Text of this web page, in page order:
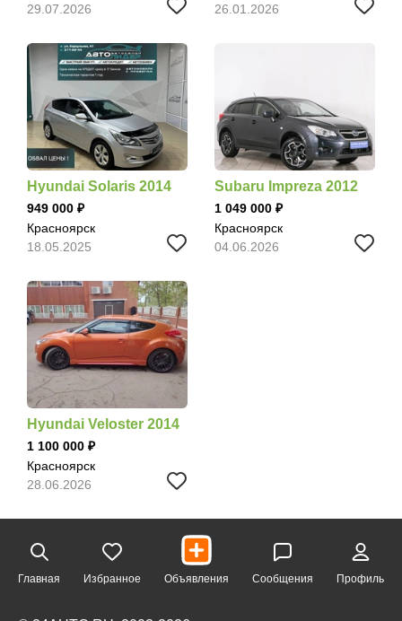
29.07.2026
26.01.2026
Hyundai Solaris 2014
949 000
Красноярск
18.05.2025
Subaru Impreza 2012
1 049 000
Красноярск
04.06.2026
Hyundai Veloster 2014
1 100 000
Красноярск
28.06.2026
Главная Избранное Объявления Сообщения Профиль